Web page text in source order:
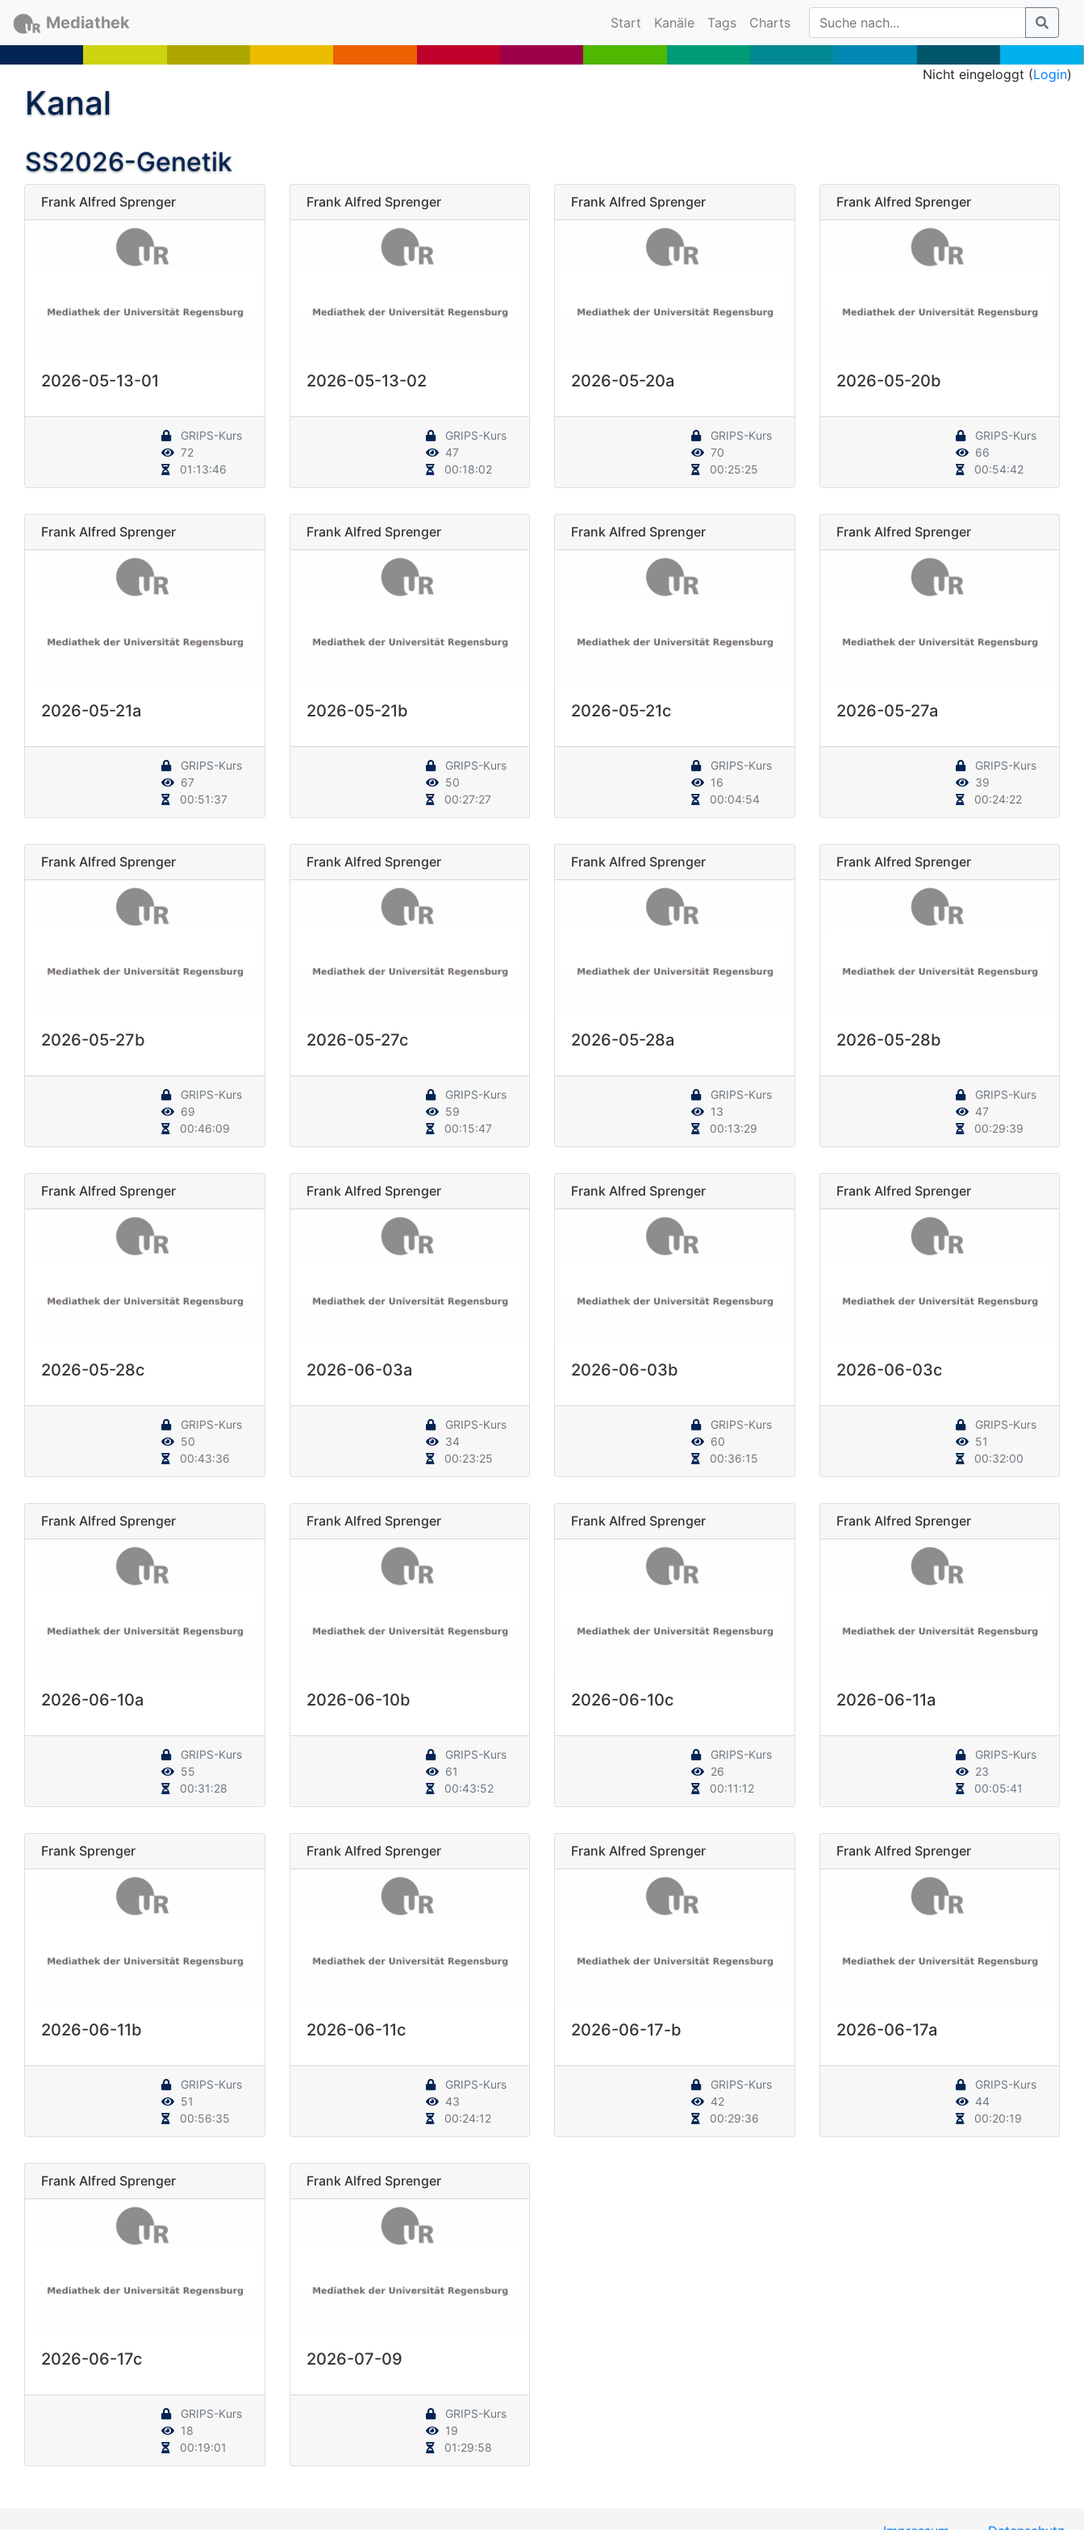
Mediathek Start (current)
Kanäle Tags Charts
Nicht eingeloggt (Login)
Kanal
SS2026-Genetik
Frank Alfred Sprenger
2026-05-13-01
GRIPS-Kurs
72
01:13:46
Frank Alfred Sprenger
2026-05-13-02
GRIPS-Kurs
47
00:18:02
Frank Alfred Sprenger
2026-05-20a
GRIPS-Kurs
70
00:25:25
Frank Alfred Sprenger
2026-05-20b
GRIPS-Kurs
66
00:54:42
Frank Alfred Sprenger
2026-05-21a
GRIPS-Kurs
67
00:51:37
Frank Alfred Sprenger
2026-05-21b
GRIPS-Kurs
50
00:27:27
Frank Alfred Sprenger
2026-05-21c
GRIPS-Kurs
16
00:04:54
Frank Alfred Sprenger
2026-05-27a
GRIPS-Kurs
39
00:24:22
Frank Alfred Sprenger
2026-05-27b
GRIPS-Kurs
69
00:46:09
Frank Alfred Sprenger
2026-05-27c
GRIPS-Kurs
59
00:15:47
Frank Alfred Sprenger
2026-05-28a
GRIPS-Kurs
13
00:13:29
Frank Alfred Sprenger
2026-05-28b
GRIPS-Kurs
47
00:29:39
Frank Alfred Sprenger
2026-05-28c
GRIPS-Kurs
50
00:43:36
Frank Alfred Sprenger
2026-06-03a
GRIPS-Kurs
34
00:23:25
Frank Alfred Sprenger
2026-06-03b
GRIPS-Kurs
60
00:36:15
Frank Alfred Sprenger
2026-06-03c
GRIPS-Kurs
51
00:32:00
Frank Alfred Sprenger
2026-06-10a
GRIPS-Kurs
55
00:31:28
Frank Alfred Sprenger
2026-06-10b
GRIPS-Kurs
61
00:43:52
Frank Alfred Sprenger
2026-06-10c
GRIPS-Kurs
26
00:11:12
Frank Alfred Sprenger
2026-06-11a
GRIPS-Kurs
23
00:05:41
Frank Sprenger
2026-06-11b
GRIPS-Kurs
51
00:56:35
Frank Alfred Sprenger
2026-06-11c
GRIPS-Kurs
43
00:24:12
Frank Alfred Sprenger
2026-06-17-b
GRIPS-Kurs
42
00:29:36
Frank Alfred Sprenger
2026-06-17a
GRIPS-Kurs
44
00:20:19
Frank Alfred Sprenger
2026-06-17c
GRIPS-Kurs
18
00:19:01
Frank Alfred Sprenger
2026-07-09
GRIPS-Kurs
19
01:29:58